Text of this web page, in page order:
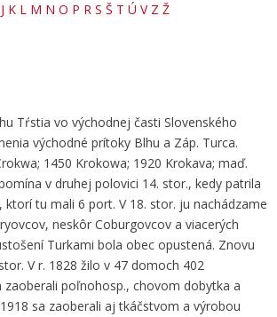
J K L M N O P R S Š T Ú V Z Ž
Tŕstia vo východnej časti Slovenského
východné prítoky Blhu a Záp. Turca.
1450 Krokowa; 1920 Krokava; maď.
v druhej polovici 14. stor., kedy patrila
ktorí tu mali 6 port. V 18. stor. ju nachádzame
neskôr Coburgovcov a viacerých
Turkami bola obec opustená. Znovu
V r. 1828 žilo v 47 domoch 402
poľnohosp., chovom dobytka a
sa zaoberali aj tkáčstvom a výrobou